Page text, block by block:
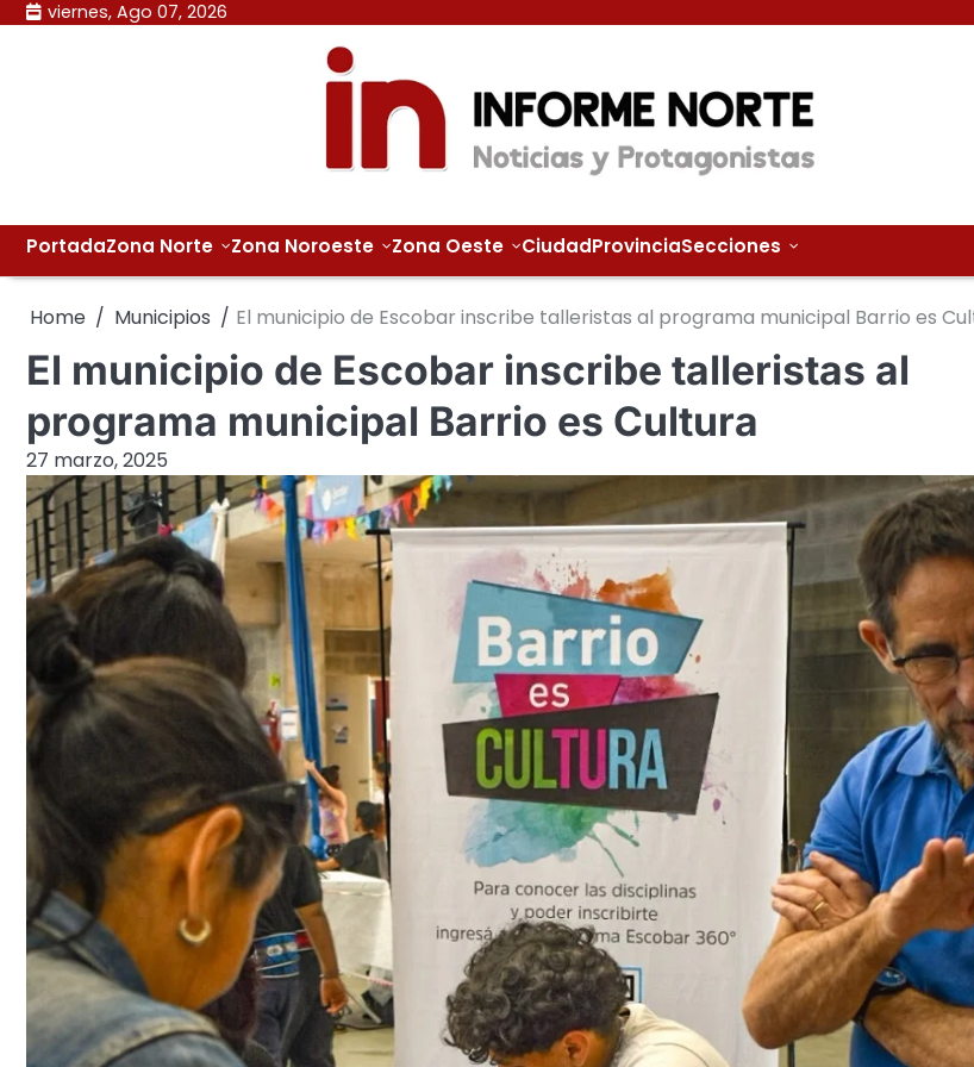
Skip viernes, Ago 07, 2026
PortadaZona Norte Zona Noroeste Zona Oeste CiudadProvinciaSecciones
Home Municipios El municipio de Escobar inscribe talleristas al programa municipal Barrio es
El municipio de Escobar inscribe talleristas al
programa municipal Barrio es Cultura
27 marzo, 2025